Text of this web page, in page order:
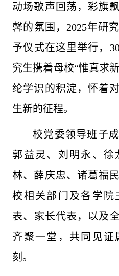
动场歌声回荡，彩旗
馨的氛围，2025年研
予仪式在这里举行，
究生携着母校“惟真求
纶学识的积淀，怀着
生新的征程。
校党委领导班子
郭益灵、刘明永、徐
林、薛庆忠、诸葛福
校相关部门及各学院
表、家长代表，以及
齐聚一堂，共同见证
刻。